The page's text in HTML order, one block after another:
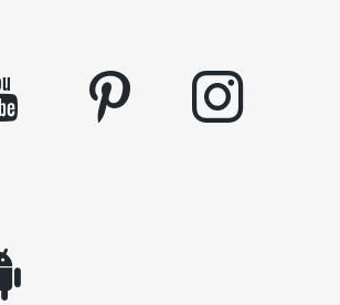
pinterest instagram